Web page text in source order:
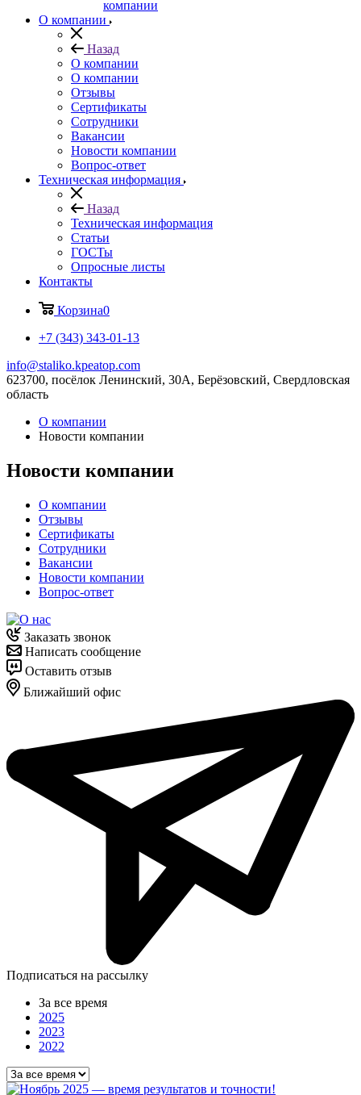
компании
О компании
Назад
О компании
О компании
Отзывы
Сертификаты
Сотрудники
Вакансии
Новости компании
Вопрос-ответ
Техническая информация
Назад
Техническая информация
Статьи
ГОСТы
Опросные листы
Контакты
Корзина0
+7 (343) 343-01-13
info@staliko.kpeatop.com
623700, посёлок Ленинский, 30А, Берёзовский, Свердловская
область
О компании
Новости компании
Новости компании
О компании
Отзывы
Сертификаты
Сотрудники
Вакансии
Новости компании
Вопрос-ответ
Заказать звонок
Написать сообщение
Оставить отзыв
Ближайший офис
Подписаться на рассылку
За все время
2025
2023
2022